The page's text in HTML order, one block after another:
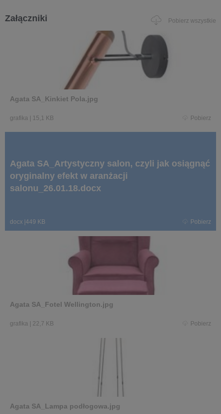
Załączniki Pobierz wszystkie
Agata SA_Kinkiet Pola.jpg
grafika 15,1 KB Pobierz
Agata SA_Artystyczny salon, czyli jak osiągnąć
oryginalny efekt w aranżacji
salonu_26.01.18.docx
docx 449 KB Pobierz
Agata SA_Fotel Wellington.jpg
grafika 22,7 KB Pobierz
Agata SA_Lampa podłogowa.jpg